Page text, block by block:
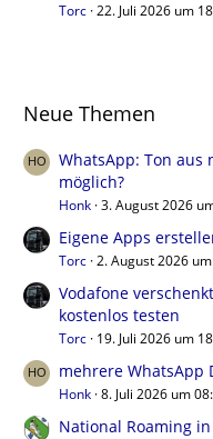
Torc 22. Juli 2026 um
Neue Themen
WhatsApp: Ton
möglich?
Honk 3. August 2026
Eigene Apps
Torc 2. August 2026
Vodafone
kostenlos testen
Torc 19. Juli 2026 um
mehrere WhatsApp
Honk 8. Juli 2026 um
National Roaming in